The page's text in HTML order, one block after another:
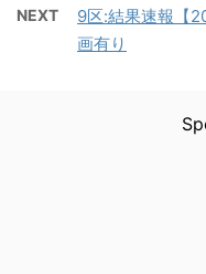
NEXT
9区:結果速報【
画有り